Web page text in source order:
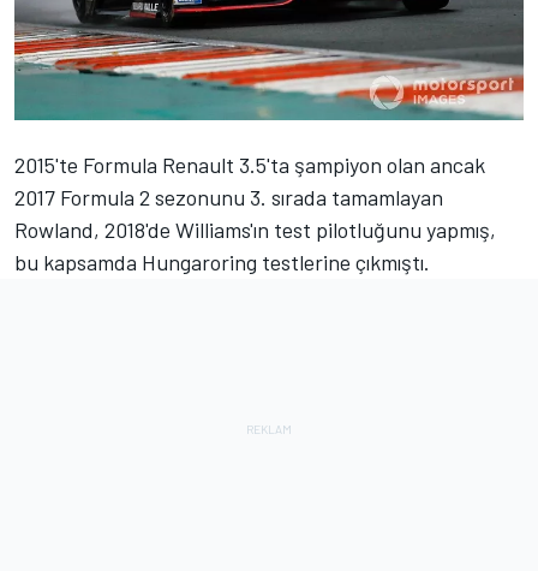
2015'te Formula Renault 3.5'ta şampiyon olan ancak
2017 Formula 2 sezonunu 3. sırada tamamlayan
Rowland, 2018'de Williams'ın test pilotluğunu yapmış,
bu kapsamda Hungaroring testlerine çıkmıştı.